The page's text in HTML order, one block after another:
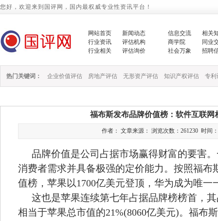
您好，欢迎来到国评网，国内最权威专业性资讯平台！
网站首页
新闻动态
行业资讯
评估机构
行业相关
评估询价
信息交流
相关
商学院
同业
社会万象
招聘
热门关键词： 企业价值评估 房地产评估 无形资产评估 知识产权评估 专利
福布斯发布品牌价值榜：软件互联网
作者： 文章来源： 浏览次数：261230 时间
品牌价值是公司占据市场赢得财富的要害
消费者需求并具备极强的定价能力。按照福布
值榜， 苹果以1700亿美元登顶，华为成为唯一
这也是苹果连续第七年占据品牌榜榜首，
相当于苹果总市值的21%(8060亿美元)。福布